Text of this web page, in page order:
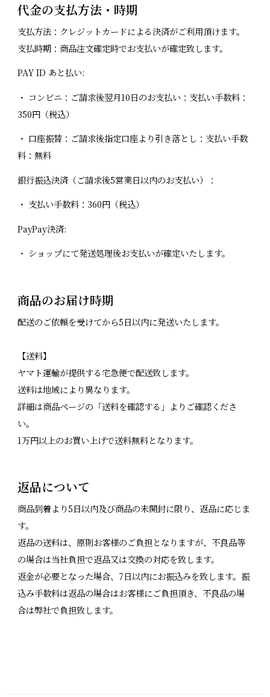
代金の支払方法・時期
支払方法：クレジットカードによる決済がご利用頂けます。
支払時期：商品注文確定時でお支払いが確定致します。
PAY ID あと払い:
・ コンビニ：ご請求後翌月10日のお支払い：支払い手数料：
350円（税込）
・ 口座振替：ご請求後指定口座より引き落とし：支払い手数
料：無料
銀行振込決済（ご請求後5営業日以内のお支払い）：
・ 支払い手数料：360円（税込）
PayPay決済:
・ ショップにて発送処理後お支払いが確定いたします。
商品のお届け時期
配送のご依頼を受けてから5日以内に発送いたします。
【送料】
ヤマト運輸が提供する宅急便で配送致します。
送料は地域により異なります。
詳細は商品ページの「送料を確認する」よりご確認くださ
い。
1万円以上のお買い上げで送料無料となります。
返品について
商品到着より5日以内及び商品の未開封に限り、返品に応じま
す。
返品の送料は、原則お客様のご負担となりますが、不良品等
の場合は当社負担で返品又は交換の対応を致します。
返金が必要となった場合、7日以内にお振込みを致します。振
込み手数料は返品の場合はお客様にご負担頂き、不良品の場
合は弊社で負担致します。